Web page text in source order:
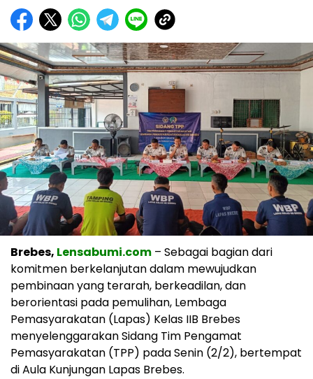
Brebes, Lensabumi.com – Sebagai bagian dari
komitmen berkelanjutan dalam mewujudkan
pembinaan yang terarah, berkeadilan, dan
berorientasi pada pemulihan, Lembaga
Pemasyarakatan (Lapas) Kelas IIB Brebes
menyelenggarakan Sidang Tim Pengamat
Pemasyarakatan (TPP) pada Senin (2/2), bertempat
di Aula Kunjungan Lapas Brebes.